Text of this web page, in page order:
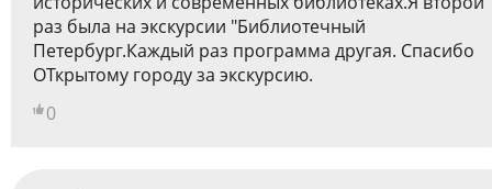
раз была на экскурсии "Библиотечный
Петербург.Каждый раз программа другая. Спасибо
ОТкрытому городу за экскурсию.
0